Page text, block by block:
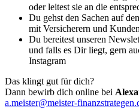
oder leitest sie an die
Du gehst den Sachen auf
mit Versicherern und Kunden
Du bereitest unseren
und falls es Dir liegt, gern
Instagram
Das klingt gut für dich?
Dann bewirb dich online bei
a.meister@meister-